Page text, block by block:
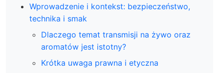
Wprowadzenie i kontekst: bezpieczeństwo,
technika i smak
Dlaczego temat transmisji na żywo oraz
aromatów jest istotny?
Krótka uwaga prawna i etyczna